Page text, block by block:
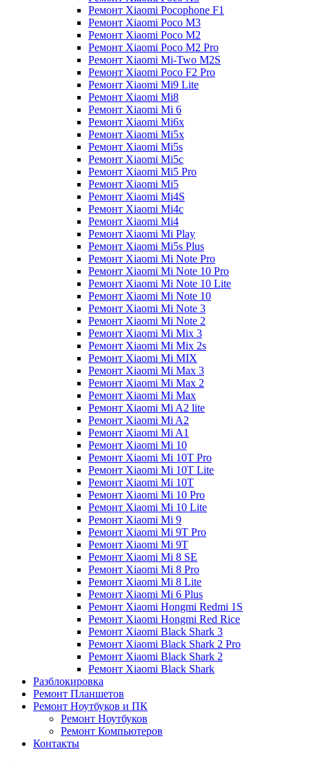
Ремонт Xiaomi Pocophone F1
Ремонт Xiaomi Poco M3
Ремонт Xiaomi Poco M2
Ремонт Xiaomi Poco M2 Pro
Ремонт Xiaomi Mi-Two M2S
Ремонт Xiaomi Poco F2 Pro
Ремонт Xiaomi Mi9 Lite
Ремонт Xiaomi Mi8
Ремонт Xiaomi Mi 6
Ремонт Xiaomi Mi6x
Ремонт Xiaomi Mi5x
Ремонт Xiaomi Mi5s
Ремонт Xiaomi Mi5c
Ремонт Xiaomi Mi5 Pro
Ремонт Xiaomi Mi5
Ремонт Xiaomi Mi4S
Ремонт Xiaomi Mi4c
Ремонт Xiaomi Mi4
Ремонт Xiaomi Mi Play
Ремонт Xiaomi Mi5s Plus
Ремонт Xiaomi Mi Note Pro
Ремонт Xiaomi Mi Note 10 Pro
Ремонт Xiaomi Mi Note 10 Lite
Ремонт Xiaomi Mi Note 10
Ремонт Xiaomi Mi Note 3
Ремонт Xiaomi Mi Note 2
Ремонт Xiaomi Mi Mix 3
Ремонт Xiaomi Mi Mix 2s
Ремонт Xiaomi Mi MIX
Ремонт Xiaomi Mi Max 3
Ремонт Xiaomi Mi Max 2
Ремонт Xiaomi Mi Max
Ремонт Xiaomi Mi A2 lite
Ремонт Xiaomi Mi A2
Ремонт Xiaomi Mi A1
Ремонт Xiaomi Mi 10
Ремонт Xiaomi Mi 10T Pro
Ремонт Xiaomi Mi 10T Lite
Ремонт Xiaomi Mi 10T
Ремонт Xiaomi Mi 10 Pro
Ремонт Xiaomi Mi 10 Lite
Ремонт Xiaomi Mi 9
Ремонт Xiaomi Mi 9T Pro
Ремонт Xiaomi Mi 9T
Ремонт Xiaomi Mi 8 SE
Ремонт Xiaomi Mi 8 Pro
Ремонт Xiaomi Mi 8 Lite
Ремонт Xiaomi Mi 6 Plus
Ремонт Xiaomi Hongmi Redmi 1S
Ремонт Xiaomi Hongmi Red Rice
Ремонт Xiaomi Black Shark 3
Ремонт Xiaomi Black Shark 2 Pro
Ремонт Xiaomi Black Shark 2
Ремонт Xiaomi Black Shark
Разблокировка
Ремонт Планшетов
Ремонт Ноутбуков и ПК
Ремонт Ноутбуков
Ремонт Компьютеров
Контакты